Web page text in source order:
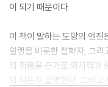
이 되기 때문이다.
이 책이 말하는 도망의 엔
알랭을 비롯한 철학자, 그
의 작품을 근거로 의지력과
이 되는지 설명한다. 그리